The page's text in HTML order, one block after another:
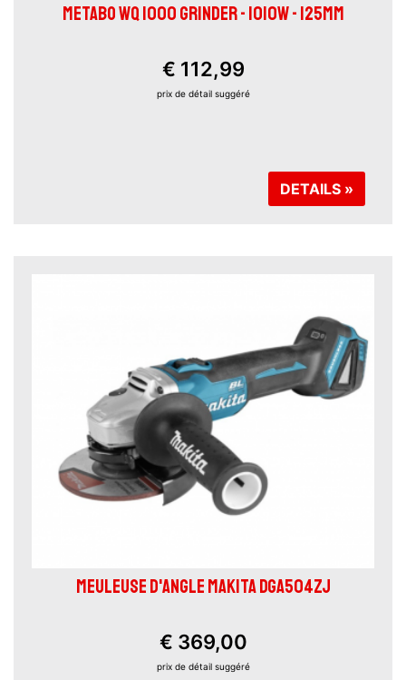
METABO WQ 1000 GRINDER - 1010W - 125MM
€ 112,99
prix ​​de détail suggéré
DETAILS »
MEULEUSE D'ANGLE MAKITA DGA504ZJ
€ 369,00
prix ​​de détail suggéré